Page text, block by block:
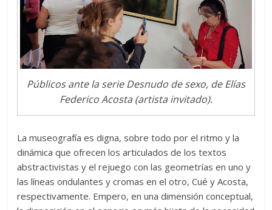
Públicos ante la serie Desnudo de sexo, de Elías
Federico Acosta (artista invitado).
La museografía es digna, sobre todo por el ritmo y la
dinámica que ofrecen los articulados de los textos
abstractivistas y el rejuego con las geometrías en uno y
las líneas ondulantes y cromas en el otro, Cué y Acosta,
respectivamente. Empero, en una dimensión conceptual,